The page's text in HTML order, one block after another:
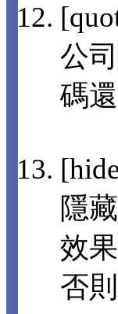
公
碼
隱
效
否